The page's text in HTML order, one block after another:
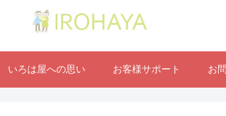
いろは屋への思い お客様サポート お